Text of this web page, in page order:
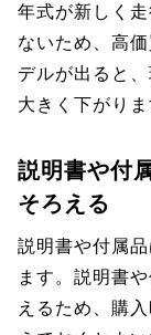
年式が新しく
ないため、高
デルが出ると
大きく下がりま
説明書や付
そろえる
説明書や付属
ます。説明書
えるため、購